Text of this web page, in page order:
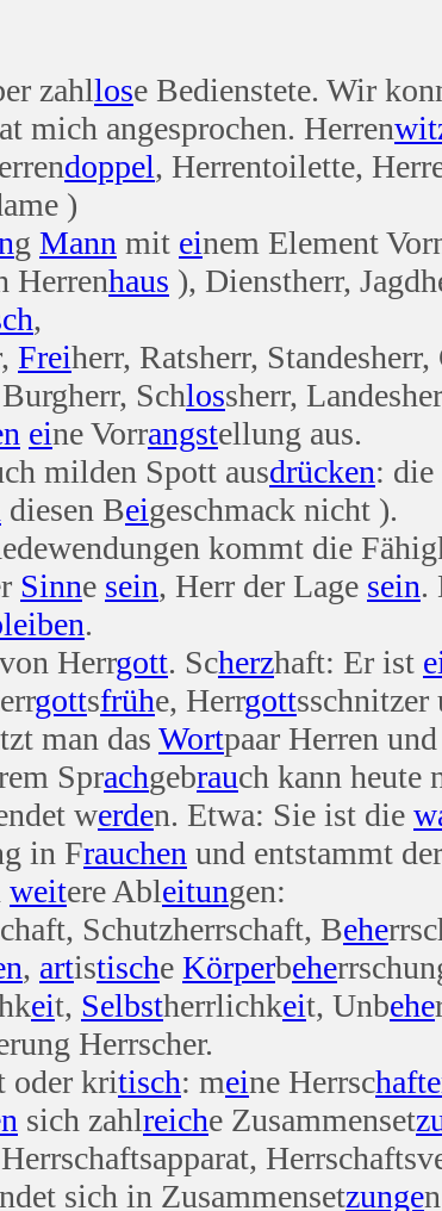
zahllose Bedienstete. Wir
mich angesprochen. Herren
doppel, Herrentoilette,
)
g Mann mit einem Element
Herrenhaus ), Dienstherr,
,
Freiherr, Ratsherr,
Schlossherr,
eine Vorrangstellung aus.
milden Spott ausdrücken: die
diesen Beigeschmack nicht ).
kommt die
Sinne sein, Herr der Lage sein.
.
Herrgott. Scherzhaft: Er ist
gottsfrühe, Herrgottsschnitzer
man das Wortpaar Herren
Sprachgebrauch kann heute
werden. Etwa: Sie ist die
in Frauchen und entstammt der
weitere Ableitungen:
Schutzherrschaft, Behe
, artistische Körperbehe
eit, Selbstherrlichkeit, Unbehe
Herrscher.
oder kritisch: meine Herrsc
sich zahlreiche Zusammenset
sich in Zusammensetzunge